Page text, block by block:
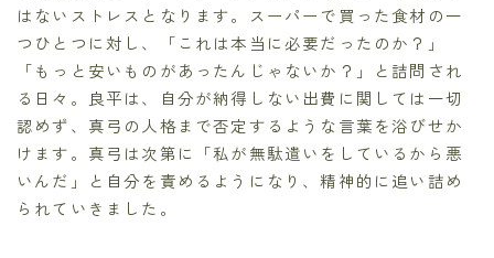
はないストレスとなります。スーパーで買った食材の一
つひとつに対し、「これは本当に必要だったのか？」
「もっと安いものがあったんじゃないか？」と詰問され
る日々。良平は、自分が納得しない出費に関しては一切
認めず、真弓の人格まで否定するような言葉を浴びせか
けます。真弓は次第に「私が無駄遣いをしているから悪
いんだ」と自分を責めるようになり、精神的に追い詰め
られていきました。